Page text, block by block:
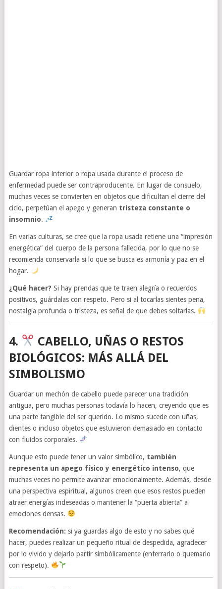
Guardar ropa interior o ropa usada durante el proceso de
enfermedad puede ser contraproducente. En lugar de consuelo,
muchas veces se convierten en objetos que dificultan el cierre del
ciclo, perpetúan el apego y generan tristeza constante o
insomnio.
En varias culturas, se cree que la ropa usada retiene una “impresión
energética” del cuerpo de la persona fallecida, por lo que no se
recomienda conservarla si lo que se busca es armonía y paz en el
hogar.
¿Qué hacer? Si hay prendas que te traen alegría o recuerdos
positivos, guárdalas con respeto. Pero si al tocarlas sientes pena,
nostalgia profunda o tristeza, es señal de que debes soltarlas.
4.
CABELLO, UÑAS O RESTOS
BIOLÓGICOS: MÁS ALLÁ DEL
SIMBOLISMO
Guardar un mechón de cabello puede parecer una tradición
antigua, pero muchas personas todavía lo hacen, creyendo que es
una parte tangible del ser querido. Lo mismo sucede con uñas,
dientes o incluso objetos que estuvieron demasiado en contacto
con fluidos corporales.
Aunque esto puede tener un valor simbólico, también
representa un apego físico y energético intenso, que
muchas veces no permite avanzar emocionalmente. Además, desde
una perspectiva espiritual, algunos creen que esos restos pueden
atraer energías indeseadas o mantener la “puerta abierta” a
emociones densas.
Recomendación: si ya guardas algo de esto y no sabes qué
hacer, puedes realizar un pequeño ritual de despedida, agradecer
por lo vivido y dejarlo partir simbólicamente (enterrarlo o quemarlo
con respeto).